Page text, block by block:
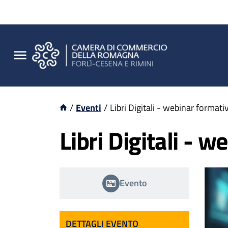
/ Eventi / Libri Digitali - webinar
Libri Digitali -
Evento
DETTAGLI EVENTO